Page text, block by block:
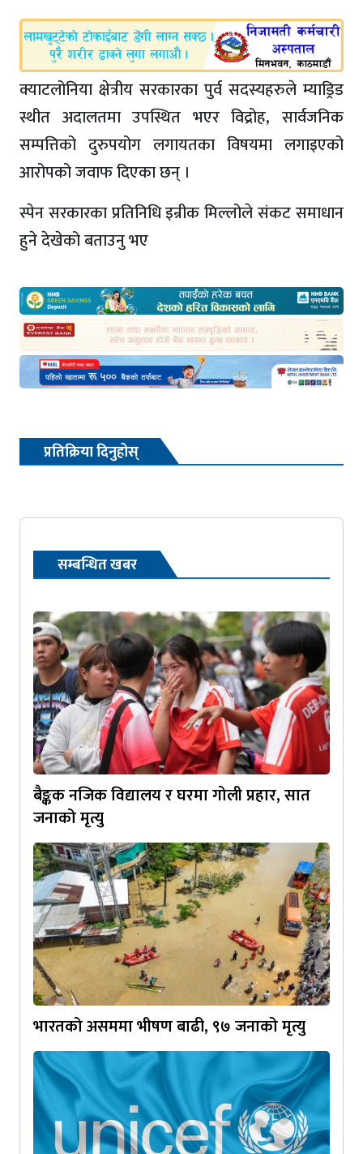
क्याटलोनिया क्षेत्रीय सरकारका पुर्व सदस्यहरुले म्याड्रिड
स्थीत अदालतमा उपस्थित भएर विद्रोह, सार्वजनिक
सम्पत्तिको दुरुपयोग लगायतका विषयमा लगाइएको
आरोपको जवाफ दिएका छन् ।
स्पेन सरकारका प्रतिनिधि इन्रीक मिल्लोले संकट समाधान
हुने देखेको बताउनु भए
प्रतिक्रिया दिनुहोस्
सम्बन्धित खबर
बैङ्कक नजिक विद्यालय र घरमा गोली प्रहार, सात
जनाको मृत्यु
भारतको असममा भीषण बाढी, ९७ जनाको मृत्यु